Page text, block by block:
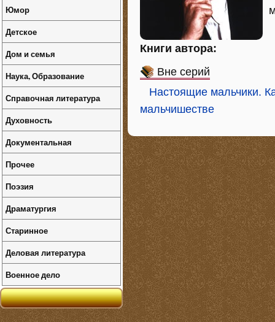
Книги автора:
Вне серий
Настоящие мальчики.
мальчишестве
Юмор
Детское
Дом и семья
Наука, Образование
Справочная литература
Духовность
Документальная
Прочее
Поэзия
Драматургия
Старинное
Деловая литература
Военное дело